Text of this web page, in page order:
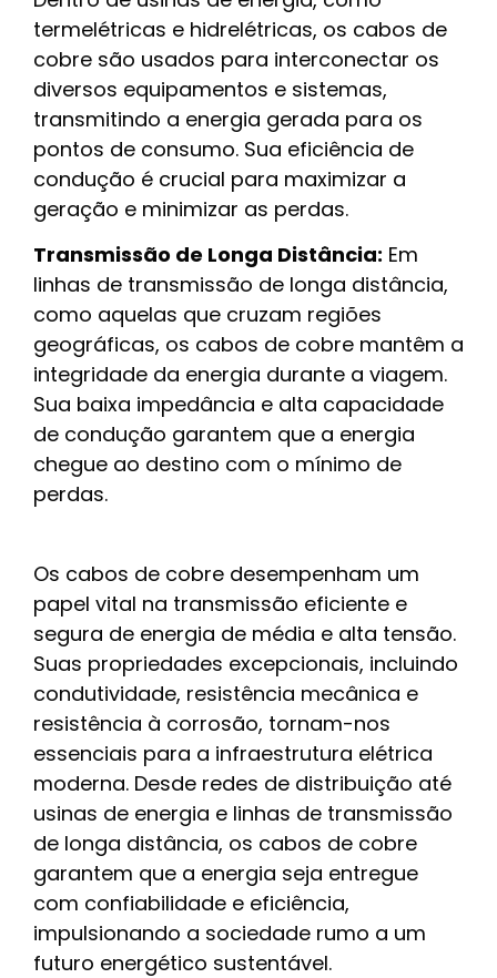
termelétricas e hidrelétricas, os cabos de
cobre são usados para interconectar os
diversos equipamentos e sistemas,
transmitindo a energia gerada para os
pontos de consumo. Sua eficiência de
condução é crucial para maximizar a
geração e minimizar as perdas.
Transmissão de Longa Distância: Em
linhas de transmissão de longa distância,
como aquelas que cruzam regiões
geográficas, os cabos de cobre mantêm a
integridade da energia durante a viagem.
Sua baixa impedância e alta capacidade
de condução garantem que a energia
chegue ao destino com o mínimo de
perdas.
Os cabos de cobre desempenham um
papel vital na transmissão eficiente e
segura de energia de média e alta tensão.
Suas propriedades excepcionais, incluindo
condutividade, resistência mecânica e
resistência à corrosão, tornam-nos
essenciais para a infraestrutura elétrica
moderna. Desde redes de distribuição até
usinas de energia e linhas de transmissão
de longa distância, os cabos de cobre
garantem que a energia seja entregue
com confiabilidade e eficiência,
impulsionando a sociedade rumo a um
futuro energético sustentável.